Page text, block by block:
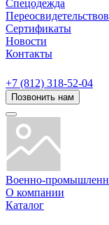
Спецодежда
Сертификаты
Новости
Контакты
+7 (812) 318-52-04
Позвонить нам
Военно-
О компании
Каталог